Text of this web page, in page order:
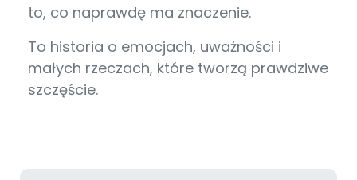
to, co naprawdę ma znaczenie.
To historia o emocjach, uważności i
małych rzeczach, które tworzą prawdziwe
szczęście.